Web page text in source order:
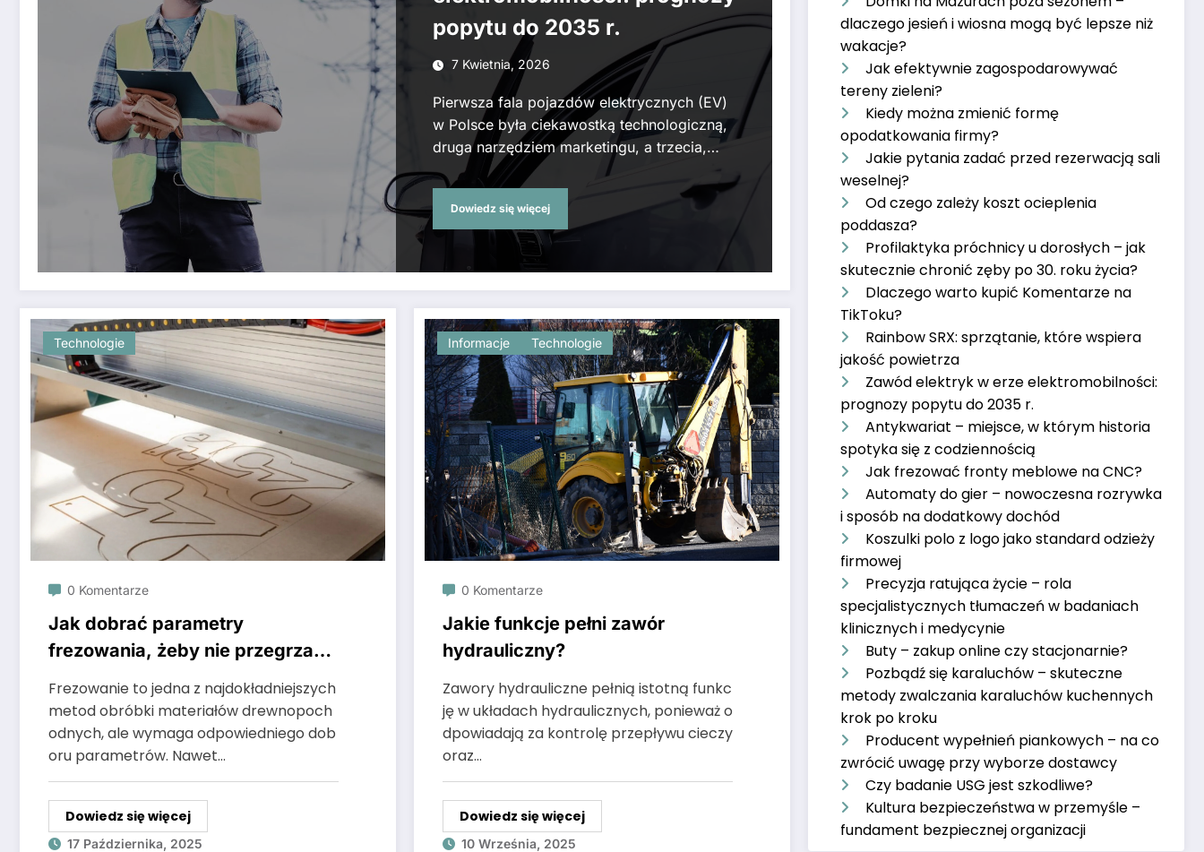
popytu do 2035 r.
7 Kwietnia, 2026
Pierwsza fala pojazdów elektrycznych (EV)
w Polsce była ciekawostką technologiczną,
druga narzędziem marketingu, a trzecia,…
Dowiedz się więcej
Technologie
0 Komentarze
Jak dobrać parametry
frezowania, żeby nie przegrzać
Frezowanie to jedna z najdokładniejszych
metod obróbki materiałów drewnopoch
odnych, ale wymaga odpowiedniego dob
oru parametrów. Nawet…
Dowiedz się więcej
17 Października, 2025
Informacje Technologie
0 Komentarze
Jakie funkcje pełni zawór
hydrauliczny?
Zawory hydrauliczne pełnią istotną funkc
ję w układach hydraulicznych, ponieważ o
dpowiadają za kontrolę przepływu cieczy
oraz…
Dowiedz się więcej
10 Września, 2025
dlaczego jesień i wiosna mogą być lepsze niż
wakacje?
Jak efektywnie zagospodarowywać
tereny zieleni?
Kiedy można zmienić formę
opodatkowania firmy?
Jakie pytania zadać przed rezerwacją sali
weselnej?
Od czego zależy koszt ocieplenia
poddasza?
Profilaktyka próchnicy u dorosłych – jak
skutecznie chronić zęby po 30. roku życia?
Dlaczego warto kupić Komentarze na
TikToku?
Rainbow SRX: sprzątanie, które wspiera
jakość powietrza
Zawód elektryk w erze elektromobilności:
prognozy popytu do 2035 r.
Antykwariat – miejsce, w którym historia
spotyka się z codziennością
Jak frezować fronty meblowe na CNC?
Automaty do gier – nowoczesna rozrywka
i sposób na dodatkowy dochód
Koszulki polo z logo jako standard odzieży
firmowej
Precyzja ratująca życie – rola
specjalistycznych tłumaczeń w badaniach
klinicznych i medycynie
Buty – zakup online czy stacjonarnie?
Pozbądź się karaluchów – skuteczne
metody zwalczania karaluchów kuchennych
krok po kroku
Producent wypełnień piankowych – na co
zwrócić uwagę przy wyborze dostawcy
Czy badanie USG jest szkodliwe?
Kultura bezpieczeństwa w przemyśle –
fundament bezpiecznej organizacji